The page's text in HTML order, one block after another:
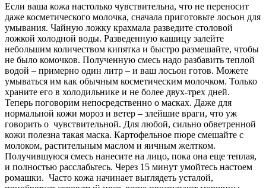
Если ваша кожа настолько чувствительна, что не переносит
даже косметического молочка, сначала приготовьте лосьон для
умывания. Чайную ложку крахмала разведите столовой
ложкой холодной воды. Разведенную кашицу залейте
небольшим количеством кипятка и быстро размешайте, чтобы
не было комочков. Полученную смесь надо разбавить теплой
водой – примерно один литр – и ваш лосьон готов. Можете
умываться им как обычным косметическим молочком. Только
храните его в холодильнике и не более двух-трех дней.
Теперь поговорим непосредственно о масках. Даже для
нормальной кожи мороз и ветер – злейшие враги, что уж
говорить о чувствительной. Для любой, сильно обветренной
кожи полезна такая маска. Картофельное пюре смешайте с
молоком, растительным маслом и яичным желтком.
Получившуюся смесь нанесите на лицо, пока она еще теплая,
и полностью расслабьтесь. Через 15 минут умойтесь настоем
ромашки. Часто кожа начинает выглядеть усталой,